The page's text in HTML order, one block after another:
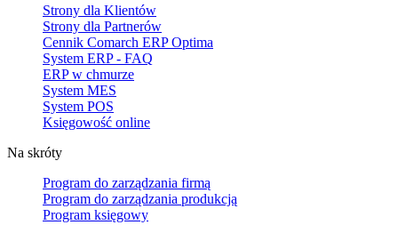
Strony dla Klientów
Strony dla Partnerów
Cennik Comarch ERP Optima
System ERP - FAQ
ERP w chmurze
System MES
System POS
Księgowość online
Na skróty
Program do zarządzania firmą
Program do zarządzania produkcją
Program księgowy